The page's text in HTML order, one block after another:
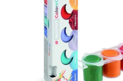
hviezdičiek.